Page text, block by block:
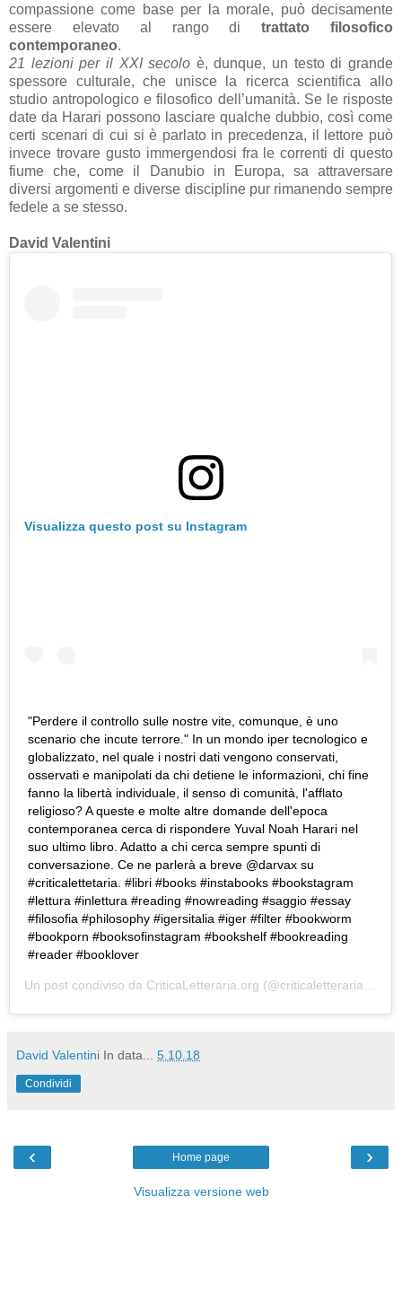
compassione come base per la morale, può decisamente
essere elevato al rango ditrattato filosofico
contemporaneo.
21 lezioni per il XXI secolo è, dunque, un testo di grande
spessore culturale, che unisce la ricerca scientifica allo
studio antropologico e filosofico dell’umanità. Se le risposte
date da Harari possono lasciare qualche dubbio, così come
certi scenari di cui si è parlato in precedenza, il lettore può
invece trovare gusto immergendosi fra le correnti di questo
fiume che, come il Danubio in Europa, sa attraversare
diversi argomenti e diverse discipline pur rimanendo sempre
fedele a se stesso.
David Valentini
Visualizza questo post su Instagram
"Perdere il controllo sulle nostre vite, comunque, è uno
scenario che incute terrore." In un mondo iper tecnologico e
globalizzato, nel quale i nostri dati vengono conservati,
osservati e manipolati da chi detiene le informazioni, chi fine
fanno la libertà individuale, il senso di comunità, l'afflato
religioso? A queste e molte altre domande dell'epoca
contemporanea cerca di rispondere Yuval Noah Harari nel
suo ultimo libro. Adatto a chi cerca sempre spunti di
conversazione. Ce ne parlerà a breve @darvax su
#criticalettetaria. #libri #books #instabooks #bookstagram
#lettura #inlettura #reading #nowreading #saggio #essay
#filosofia #philosophy #igersitalia #iger #filter #bookworm
#bookporn #booksofinstagram #bookshelf #bookreading
#reader #booklover
Un post condiviso da CriticaLetteraria.org (@criticaletteraria) in data:
David Valentini In data... 5.10.18
Condividi
‹ ›
Home page
Visualizza versione web